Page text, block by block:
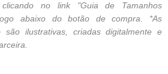
no link "Guia de Tamanhos
abaixo do botão de compra. *As
são ilustrativas, criadas digitalmente e